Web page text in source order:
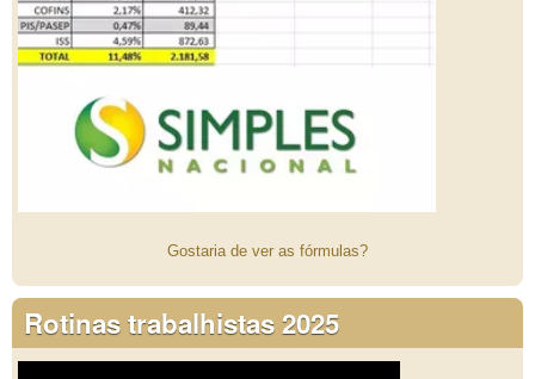
Gostaria de ver as fórmulas?
Rotinas trabalhistas 2025